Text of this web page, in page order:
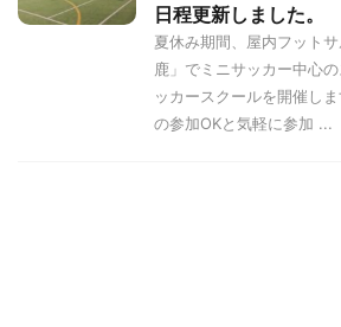
日程更新しました。
夏休み期間、屋内フット
鹿」でミニサッカー中心
ッカースクールを開催し
の参加OKと気軽に参加 ...